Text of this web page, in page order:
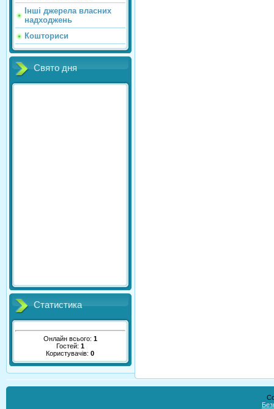
Інші джерела власних
надходжень
Кошториси
Свято дня
Статистика
Онлайн всього: 1
Гостей: 1
Користувачів:0